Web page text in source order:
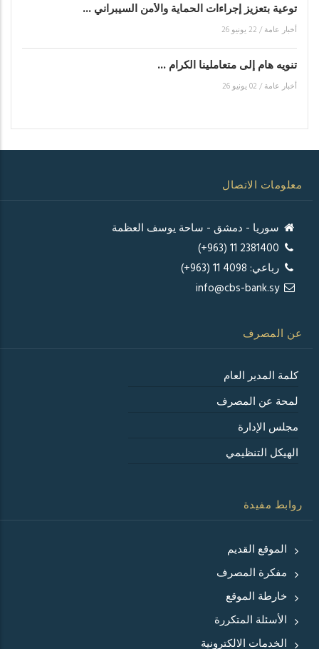
توعية بتعزيز إجراءات الحماية والأمن السيبراني ...
أخبار عامة/ 22 يونيو 26
تنويه هام إلى متعاملينا الكرام ...
أخبار عامة/ 02 يونيو 26
معلومات الاتصال
سوريا - دمشق - ساحة يوسف العظمة
رباعي: 4098 11 (963+)
info@cbs-bank.sy
عن المصرف
كلمة المدير العام
لمحة عن المصرف
مجلس الإدارة
الهيكل التنظيمي
روابط مفيدة
الموقع القديم
مفكرة المصرف
خارطة الموقع
الأسئلة المتكررة
الخدمات الالكترونية